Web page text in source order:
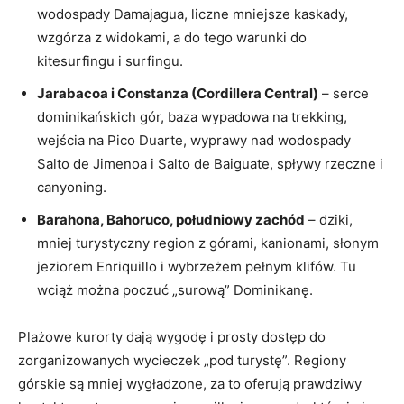
wodospady Damajagua, liczne mniejsze kaskady,
wzgórza z widokami, a do tego warunki do
kitesurfingu i surfingu.
Jarabacoa i Constanza (Cordillera Central) – serce
dominikańskich gór, baza wypadowa na trekking,
wejścia na Pico Duarte, wyprawy nad wodospady
Salto de Jimenoa i Salto de Baiguate, spływy rzeczne i
canyoning.
Barahona, Bahoruco, południowy zachód – dziki,
mniej turystyczny region z górami, kanionami, słonym
jeziorem Enriquillo i wybrzeżem pełnym klifów. Tu
wciąż można poczuć „surową” Dominikanę.
Plażowe kurorty dają wygodę i prosty dostęp do
zorganizowanych wycieczek „pod turystę”. Regiony
górskie są mniej wygładzone, za to oferują prawdziwy